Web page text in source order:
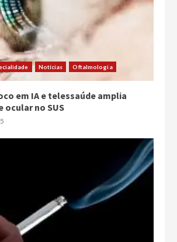
Notícias Oftalmologia
em IA e telessaúde amplia
ocular no SUS